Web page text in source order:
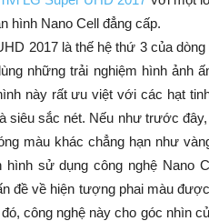
hình Nano Cell đẳng cấp.
2017 là thế hệ thứ 3 của
những trải nghiệm hình ảnh
này rất ưu việt với các hạt
siêu sắc nét. Nếu như trước
màu khác chẳng hạn như
sử dụng công nghệ Nano
đề về hiện tượng phai màu
công nghệ này cho góc nhìn